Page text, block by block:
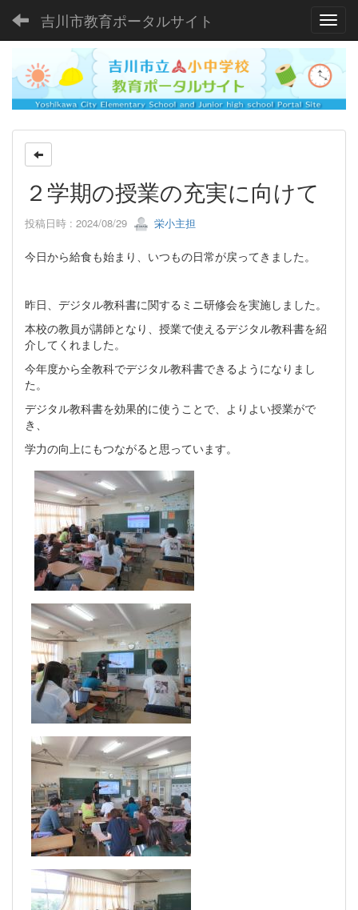
吉川市教育ポータルサイト
２学期の授業の充実に向けて
投稿日時 : 2024/08/29 栄小主担
今日から給食も始まり、いつもの日常が戻ってきました。
昨日、デジタル教科書に関するミニ研修会を実施しました。
本校の教員が講師となり、授業で使えるデジタル教科書を紹
介してくれました。
今年度から全教科でデジタル教科書できるようになりまし
た。
デジタル教科書を効果的に使うことで、よりよい授業がで
き、
学力の向上にもつながると思っています。